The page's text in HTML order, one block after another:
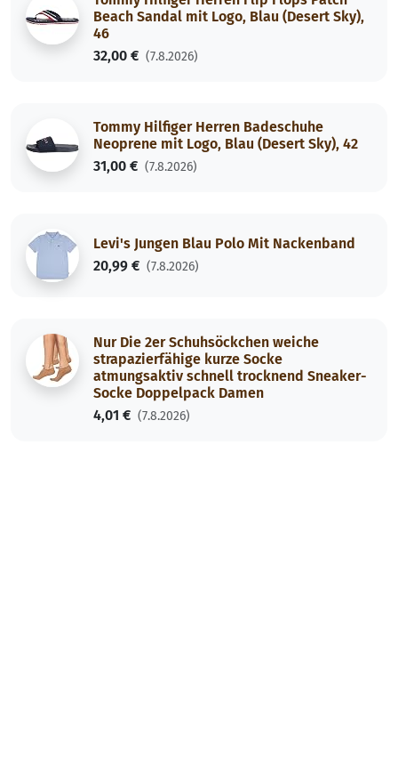
Beach Sandal mit Logo, Blau (Desert Sky),
46
32,00 € (7.8.2026)
Tommy Hilfiger Herren Badeschuhe
Neoprene mit Logo, Blau (Desert Sky), 42
31,00 € (7.8.2026)
Levi's Jungen Blau Polo Mit Nackenband
20,99 € (7.8.2026)
Nur Die 2er Schuhsöckchen weiche
strapazierfähige kurze Socke
atmungsaktiv schnell trocknend Sneaker-
Socke Doppelpack Damen
4,01 € (7.8.2026)